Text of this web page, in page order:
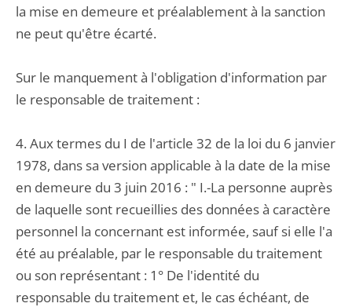
la mise en demeure et préalablement à la sanction
ne peut qu'être écarté.
Sur le manquement à l'obligation d'information par
le responsable de traitement :
4. Aux termes du I de l'article 32 de la loi du 6 janvier
1978, dans sa version applicable à la date de la mise
en demeure du 3 juin 2016 : " I.-La personne auprès
de laquelle sont recueillies des données à caractère
personnel la concernant est informée, sauf si elle l'a
été au préalable, par le responsable du traitement
ou son représentant : 1° De l'identité du
responsable du traitement et, le cas échéant, de